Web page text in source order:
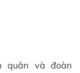
quân và đoàn